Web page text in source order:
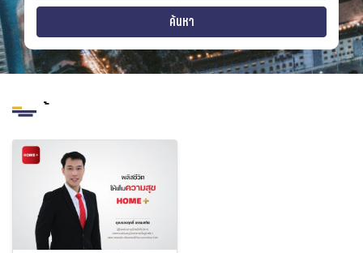
strain-station
sprice
ค้นหา